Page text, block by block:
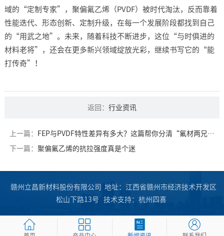
域的“定制专家”，聚偏氟乙烯（PVDF）被时代淘汰，反而靠着
性能迭代、形态创新、定制升级，在每一个发展阶段都找到自己
的“用武之地”。未来，随着科技不断进步，这位“与时俱进的
材料老将”，还会在更多新兴领域绽放光彩，继续书写它的“能
打传奇”！​
返回： 行业资讯
上一篇： FEP与PVDF特性差异有多大？这篇帮你分清“氟材两兄弟”！
下一篇： 聚偏氟乙烯的抗拉强度真是个迷
赣州立昌新材料股份有限公司 地址：江西省赣州市经济技术开发区
松山下路13号
技术支持： 杭州四喜